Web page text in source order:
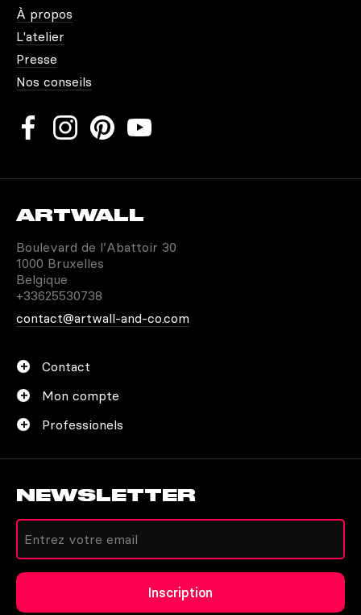
Options d'Encadrement :
Fidélité Artistique :
À propos
L'atelier
Presse
Nos conseils
ARTWALL
Boulevard de l’Abattoir 30
1000 Bruxelles
Belgique
+33625530738
contact@artwall-and-co.com
Contact
Autres moyens de contact
Mon compte
Créer un compte
Professionels
NEWSLETTER
Inscription